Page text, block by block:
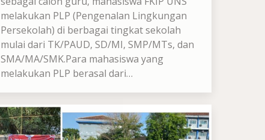
melakukan PLP (Pengenalan Lingkungan
Persekolah) di berbagai tingkat sekolah
mulai dari TK/PAUD, SD/MI, SMP/MTs, dan
SMA/MA/SMK.Para mahasiswa yang
melakukan PLP berasal dari…